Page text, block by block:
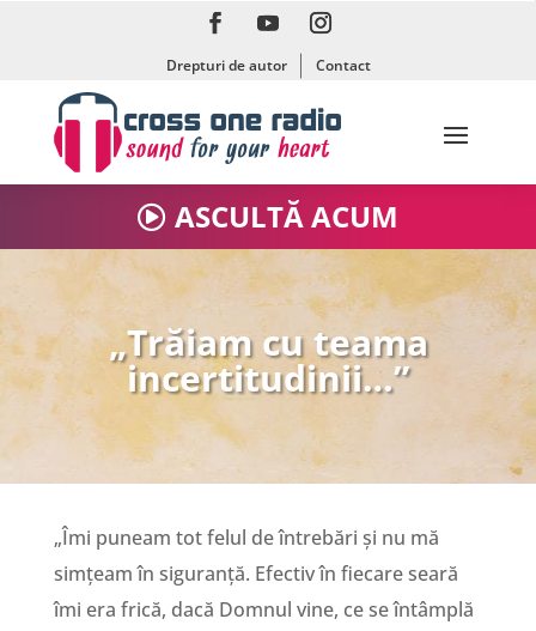
Drepturi de autor Contact
ASCULTĂ ACUM
„Trăiam cu teama
incertitudinii…”
„Îmi puneam tot felul de întrebări și nu mă
simțeam în siguranță. Efectiv în fiecare seară
îmi era frică, dacă Domnul vine, ce se întâmplă